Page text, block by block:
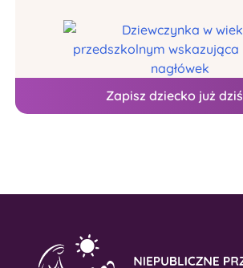
Zapisz dziecko już dziś